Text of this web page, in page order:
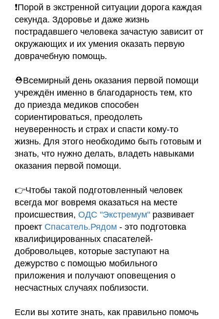
❗Порой в экстренной ситуации дорога каждая
секунда. Здоровье и даже жизнь
пострадавшего человека зачастую зависит от
окружающих и их умения оказать первую
доврачебную помощь.
⛑Всемирный день оказания первой помощи
учреждён именно в благодарность тем, кто
до приезда медиков способен
сориентироваться, преодолеть
неуверенность и страх и спасти кому-то
жизнь. Для этого необходимо быть готовым и
знать, что нужно делать, владеть навыками
оказания первой помощи.
👉Чтобы такой подготовленный человек
всегда мог вовремя оказаться на месте
происшествия, ОДС "Экстремум" развивает
проект Спасатель.Рядом - это подготовка
квалифицированных спасателей-
добровольцев, которые заступают на
дежурство с помощью мобильного
приложения и получают оповещения о
несчастных случаях поблизости.
Если вы хотите знать, как правильно помочь